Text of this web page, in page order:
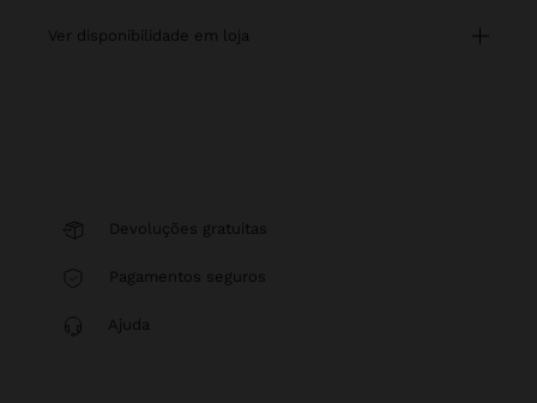
ver disponibilidade em loja
Devoluções gratuitas
Pagamentos seguros
Ajuda